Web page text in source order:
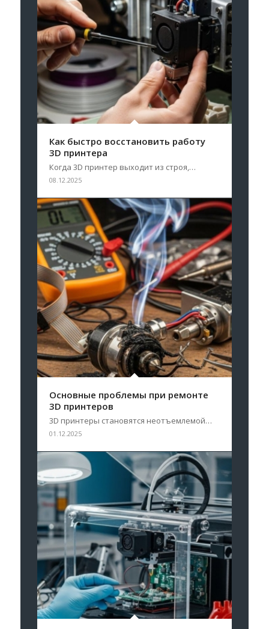
Как быстро восстановить работу
3D принтера
Когда 3D принтер выходит из строя,…
08.12.2025
Основные проблемы при ремонте
3D принтеров
3D принтеры становятся неотъемлемой…
01.12.2025